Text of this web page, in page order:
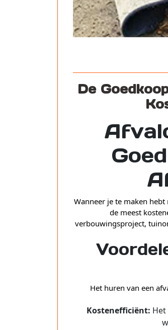
De
Wanneer je te maken
de meest
verbouwingsproject,
Het huren van een
Kostenefficiënt: